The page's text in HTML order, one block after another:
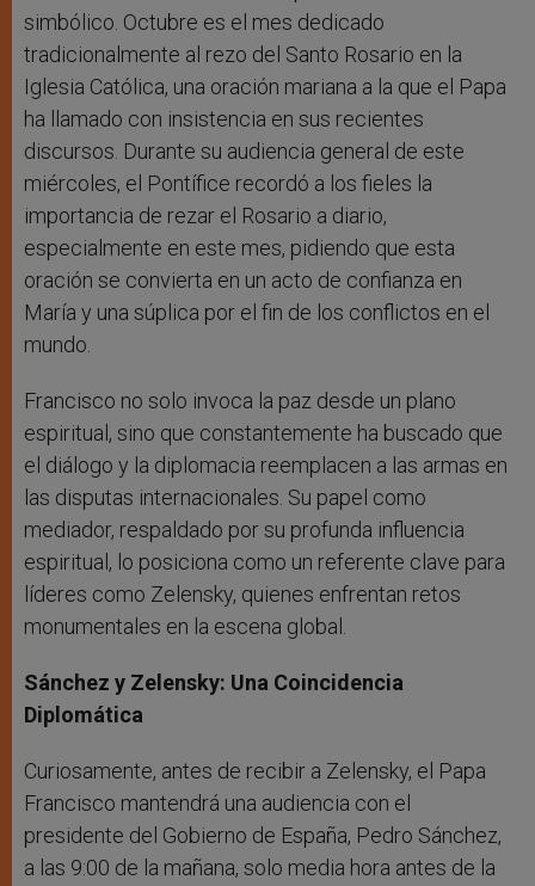
simbólico. Octubre es el mes dedicado
tradicionalmente al rezo del Santo Rosario en la
Iglesia Católica, una oración mariana a la que el Papa
ha llamado con insistencia en sus recientes
discursos. Durante su audiencia general de este
miércoles, el Pontífice recordó a los fieles la
importancia de rezar el Rosario a diario,
especialmente en este mes, pidiendo que esta
oración se convierta en un acto de confianza en
María y una súplica por el fin de los conflictos en el
mundo.
Francisco no solo invoca la paz desde un plano
espiritual, sino que constantemente ha buscado que
el diálogo y la diplomacia reemplacen a las armas en
las disputas internacionales. Su papel como
mediador, respaldado por su profunda influencia
espiritual, lo posiciona como un referente clave para
líderes como Zelensky, quienes enfrentan retos
monumentales en la escena global.
Sánchez y Zelensky: Una Coincidencia
Diplomática
Curiosamente, antes de recibir a Zelensky, el Papa
Francisco mantendrá una audiencia con el
presidente del Gobierno de España, Pedro Sánchez,
a las 9:00 de la mañana, solo media hora antes de la